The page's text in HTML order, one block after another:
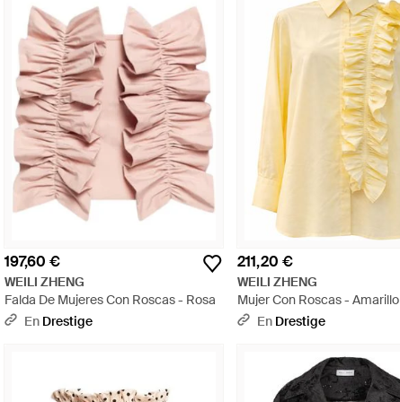
197,60 €
WEILI ZHENG
Falda De Mujeres Con Roscas - Rosa
En Drestige
211,20 €
WEILI ZHENG
Mujer Con Roscas - Amarillo
En Drestige